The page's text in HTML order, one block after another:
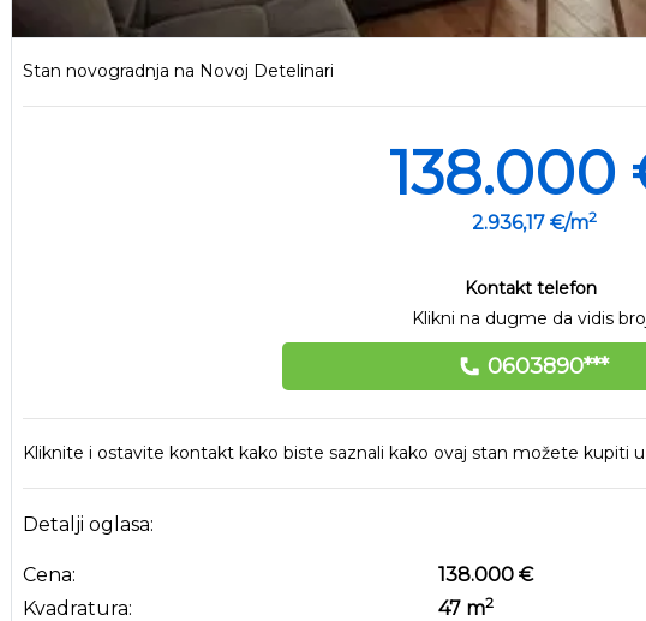
Stan novogradnja na Novoj Detelinari
138.000
2.936,17 €/m2
Kontakt telefon
Klikni na dugme da vidis
0603890***
Kliknite i ostavite kontakt kako biste saznali kako ovaj stan možete kupiti
Detalji oglasa:
Cena:
Kvadratura:
138.000 €
47m2